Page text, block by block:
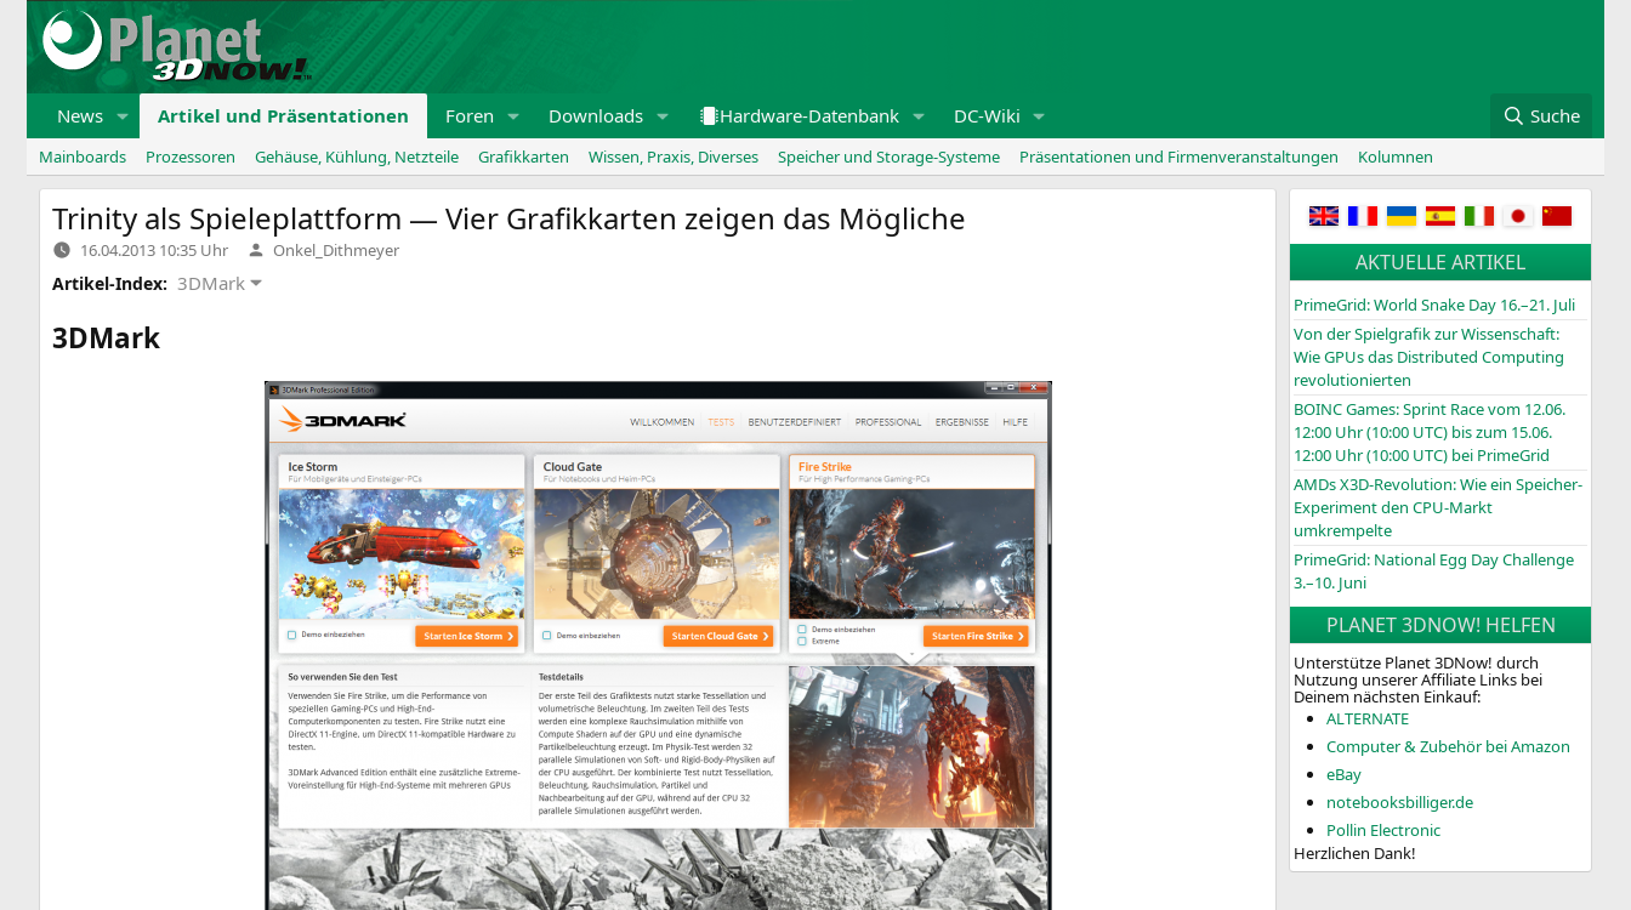
Zum
Inhalt
springen
News Artikel und Präsentationen Foren Downloads Hardware-Datenbank DC-Wiki Suche
Mainboards Prozessoren Gehäuse, Kühlung, Netzteile Grafikkarten Wissen, Praxis, Diverses Speicher und Storage-Systeme Präsentationen und Firmenveranstaltungen Kolumnen
Trinity als Spieleplattform — Vier Grafikkarten zeigen das Mögliche
16.04.2013 10:35 Uhr Verfasst
von
Onkel_Dithmeyer
Artikel-Index: 3DMark
3DMark
AKTUELLE ARTIKEL
PrimeGrid: World Snake Day 16.–21. Juli
Von der Spielgrafik zur Wissenschaft:
Wie GPUs das Distributed Computing
revolutionierten
BOINCGames: Sprint Race vom 12.06.
12:00 Uhr (10:00 UTC) bis zum 15.06.
12:00 Uhr (10:00 UTC) bei PrimeGrid
AMDs X3D-Revolution: Wie ein Speicher-
Experiment den CPU-Markt
umkrempelte
PrimeGrid: National Egg Day Challenge
3.–10. Juni
PLANET 3DNOW! HELFEN
Unterstütze Planet 3DNow! durch
Nutzung unserer Affiliate Links bei
Deinem nächsten Einkauf:
ALTERNATE
Computer & Zubehör bei Amazon
eBay
notebooksbilliger.de
Pollin Electronic
Herzlichen Dank!